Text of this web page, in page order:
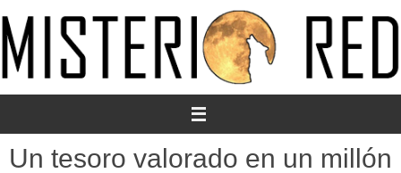
al
contenido
Un tesoro valorado en un millón